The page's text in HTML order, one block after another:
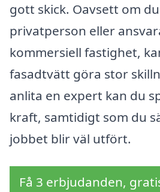
gott skick. Oavsett om
privatperson eller
kommersiell fastighet,
fasadtvätt göra stor
anlita en expert kan du
kraft, samtidigt som du
jobbet blir väl utfört.
Få 3 erbjudanden,